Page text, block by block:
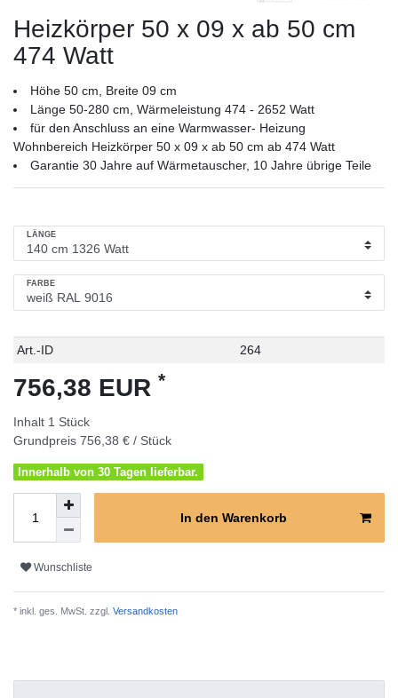
Heizkörper 50 x 09 x ab 50 cm
474 Watt
Höhe 50 cm, Breite 09 cm
Länge 50-280 cm, Wärmeleistung 474 - 2652 Watt
für den Anschluss an eine Warmwasser- Heizung
Wohnbereich Heizkörper 50 x 09 x ab 50 cm ab 474 Watt
Garantie 30 Jahre auf Wärmetauscher, 10 Jahre übrige Teile
LÄNGE
FARBE
Technisches
Wert
Art.-ID 264
756,38 EUR *
Inhalt 1 Stück
Grundpreis 756,38 € / Stück
Innerhalb von 30 Tagen lieferbar.
In den Warenkorb
Wunschliste
* inkl. ges. MwSt. zzgl. Versandkosten